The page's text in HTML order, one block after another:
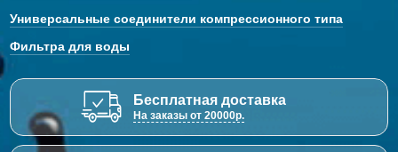
Универсальные соединители компрессионного типа
Фильтра для воды
Бесплатная доставка
На заказы от 20000р.